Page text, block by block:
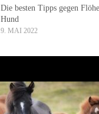
Die besten Tipps gegen
Hund
9. MAI 2022